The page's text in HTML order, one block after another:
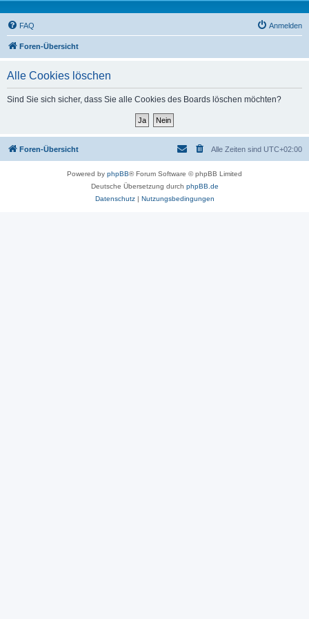
FAQ Anmelden
Foren-Übersicht
Alle Cookies löschen
Sind Sie sich sicher, dass Sie alle Cookies des Boards löschen möchten?
Foren-Übersicht Alle Zeiten sind UTC+02:00
Powered by phpBB® Forum Software © phpBB Limited
Deutsche Übersetzung durch phpBB.de
Datenschutz| Nutzungsbedingungen